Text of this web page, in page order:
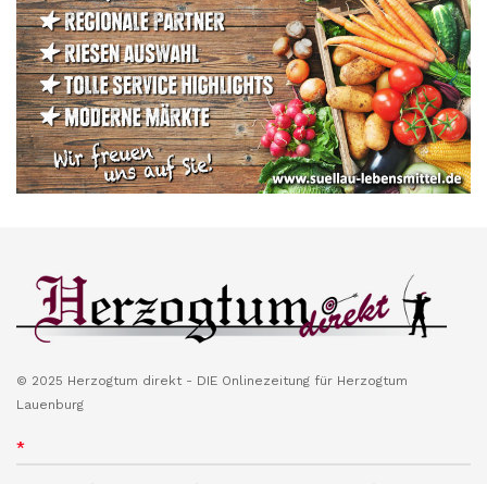
© 2025 Herzogtum direkt - DIE Onlinezeitung für Herzogtum
Lauenburg
*